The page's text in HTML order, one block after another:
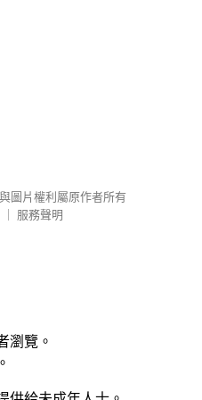
圖片權利屬原作者所有
服務聲明
瀏覽。